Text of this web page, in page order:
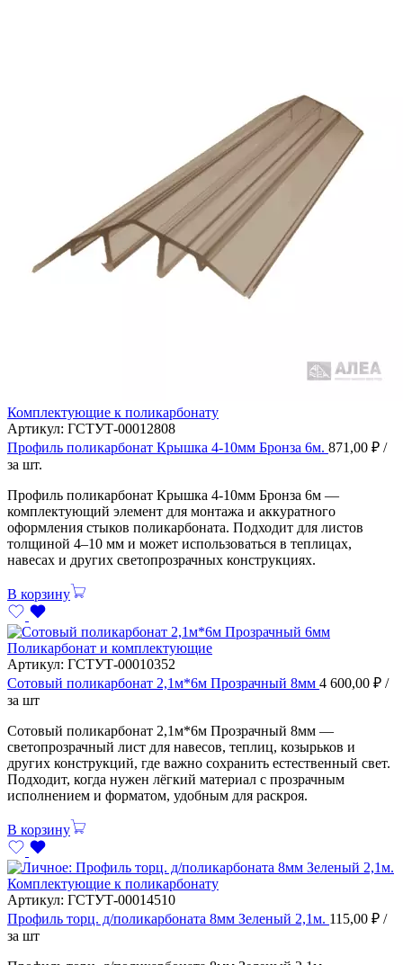
Комплектующие к поликарбонату
Артикул: ГСТУТ-00012808
Профиль поликарбонат Крышка 4-10мм Бронза 6м. 871,00 ₽ /
за шт.
Профиль поликарбонат Крышка 4-10мм Бронза 6м —
комплектующий элемент для монтажа и аккуратного
оформления стыков поликарбоната. Подходит для листов
толщиной 4–10 мм и может использоваться в теплицах,
навесах и других светопрозрачных конструкциях.
В корзину
Поликарбонат и комплектующие
Артикул: ГСТУТ-00010352
Сотовый поликарбонат 2,1м*6м Прозрачный 8мм 4 600,00 ₽ /
за шт
Сотовый поликарбонат 2,1м*6м Прозрачный 8мм —
светопрозрачный лист для навесов, теплиц, козырьков и
других конструкций, где важно сохранить естественный свет.
Подходит, когда нужен лёгкий материал с прозрачным
исполнением и форматом, удобным для раскроя.
В корзину
Комплектующие к поликарбонату
Артикул: ГСТУТ-00014510
Профиль торц. д/поликарбоната 8мм Зеленый 2,1м. 115,00 ₽ /
за шт